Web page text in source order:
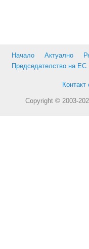
Начало Актуално
Председателство на ЕС
Copyright © 2003-